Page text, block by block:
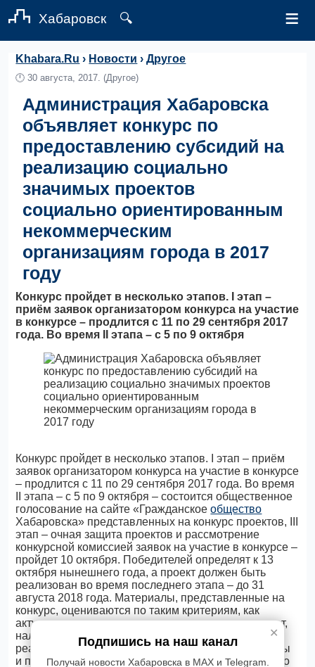
Хабаровск 🔍 ≡
Khabara.Ru › Новости ›Другое
🕛30 августа, 2017. (Другое)
Администрация Хабаровска
объявляет конкурс по
предоставлению субсидий на
реализацию социально
значимых проектов
социально ориентированным
некоммерческим
организациям города в 2017
году
Конкурс пройдет в несколько этапов. I этап –
приём заявок организатором конкурса на участие
в конкурсе – продлится с 11 по 29 сентября 2017
года. Во время II этапа – с 5 по 9 октября
Конкурс пройдет в несколько этапов. I этап – приём
заявок организатором конкурса на участие в конкурсе
– продлится с 11 по 29 сентября 2017 года. Во время
II этапа – с 5 по 9 октября – состоится общественное
голосование на сайте «Гражданскоеобщество
Хабаровска» представленных на конкурс проектов, III
этап – очная защита проектов и рассмотрение
конкурсной комиссией заявок на участие в конкурсе –
пройдет 10 октября. Победителей определят к 13
октября нынешнего года, а проект должен быть
реализован во время последнего этапа – до 31
августа 2018 года. Материалы, представленные на
конкурс, оцениваются по таким критериям, как
актуальность, рациональность планируемых затрат,
наличие у участника конкурса необходимой для
реализации проекта материально-технической базы
и помещения, взаимодействие с органами местного
✕
Подпишись на наш канал
Получай новости Хабаровска в MAX и Telegram.